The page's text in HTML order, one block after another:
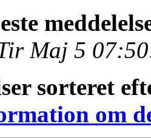
Maj 5
sorteret
om